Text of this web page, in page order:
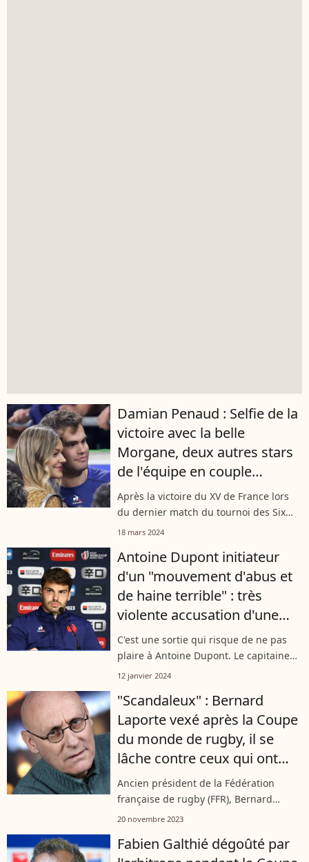
Damian Penaud : Selfie de la
victoire avec la belle
Morgane, deux autres stars
de l'équipe en couple
présentes
Après la victoire du XV de France lors
du dernier match du tournoi des Six
Nations samedi dernier, les joueurs ont
assister à la rencontre. Damian...
18 mars 2024
Antoine Dupont initiateur
d'un "mouvement d'abus et
de haine terrible" : très
violente accusation d'une
personnalité du rugby
C'est une sortie qui risque de ne pas
plaire à Antoine Dupont. Le capitaine
du XV de France a été pris pour cible
monde du rugby, qui fustige certains...
12 janvier 2024
"Scandaleux" : Bernard
Laporte vexé après la Coupe
du monde de rugby, il se
lâche contre ceux qui ont
"tout cassé"
Ancien président de la Fédération
française de rugby (FFR), Bernard
Laporte s'est exprimé 19 novembre sur
rugbyman de régler ses comptes avec
20 novembre 2023
Fabien Galthié dégoûté par